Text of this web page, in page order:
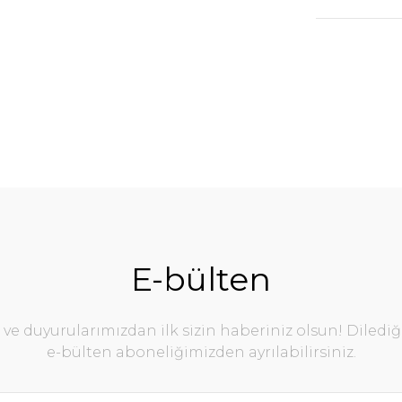
E-bülten
ve duyurularımızdan ilk sizin haberiniz olsun!
e-bülten aboneliğimizden ayrılabilirsiniz.